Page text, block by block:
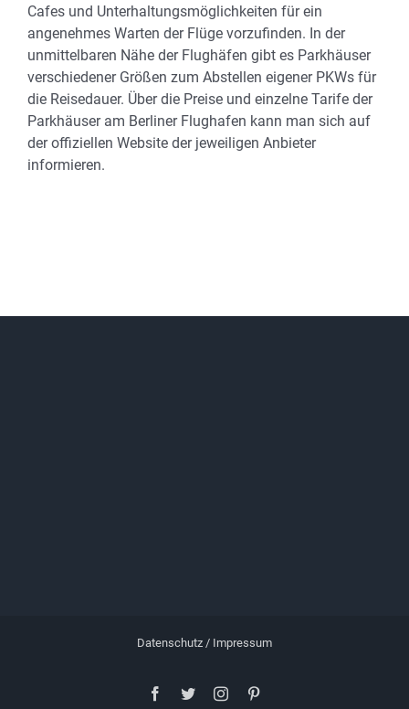
Cafes und Unterhaltungsmöglichkeiten für ein
angenehmes Warten der Flüge vorzufinden. In der
unmittelbaren Nähe der Flughäfen gibt es Parkhäuser
verschiedener Größen zum Abstellen eigener PKWs für
die Reisedauer. Über die Preise und einzelne Tarife der
Parkhäuser am Berliner Flughafen kann man sich auf
der offiziellen Website der jeweiligen Anbieter
informieren.
Datenschutz / Impressum
Facebook
TwitterInstagram